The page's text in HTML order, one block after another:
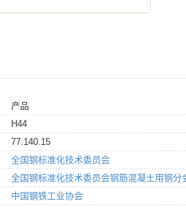
产品
H44
77.140.15
全国钢标准化技术委员会
全国钢标准化技术委员会钢筋混凝土用钢分
中国钢铁工业协会